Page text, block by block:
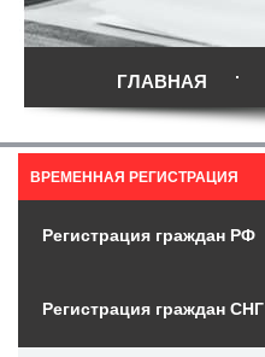
ГЛАВНАЯ
ВРЕМЕННАЯ РЕГИСТРАЦИЯ
Регистрация граждан РФ
Регистрация граждан СНГ